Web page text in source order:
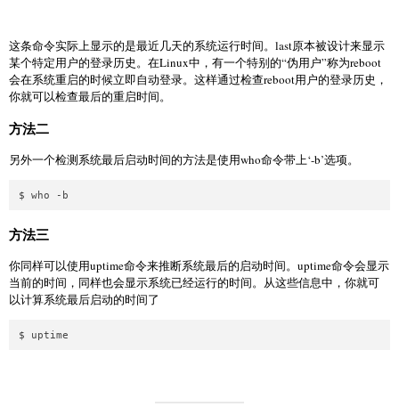
这条命令实际上显示的是最近几天的系统运行时间。last原本被设计来显示
某个特定用户的登录历史。在Linux中，有一个特别的“伪用户”称为reboot
会在系统重启的时候立即自动登录。这样通过检查reboot用户的登录历史，
你就可以检查最后的重启时间。
方法二
另外一个检测系统最后启动时间的方法是使用who命令带上‘-b’选项。
方法三
你同样可以使用uptime命令来推断系统最后的启动时间。uptime命令会显示
当前的时间，同样也会显示系统已经运行的时间。从这些信息中，你就可
以计算系统最后启动的时间了